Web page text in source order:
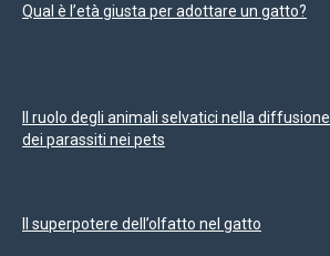
Qual è l’età giusta per adottare un gatto?
Il ruolo degli animali selvatici nella diffusione
dei parassiti nei pets
Il superpotere dell’olfatto nel gatto